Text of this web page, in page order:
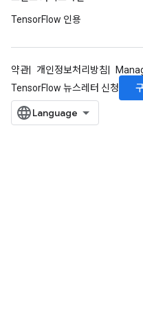
TensorFlow 인용
약관 개인정보처리방침
TensorFlow 뉴스레터 신청